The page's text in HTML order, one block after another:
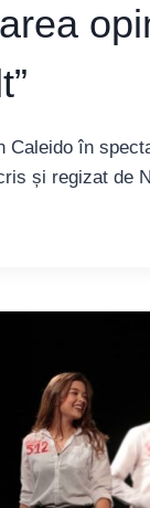
Caleido în
și regizat de